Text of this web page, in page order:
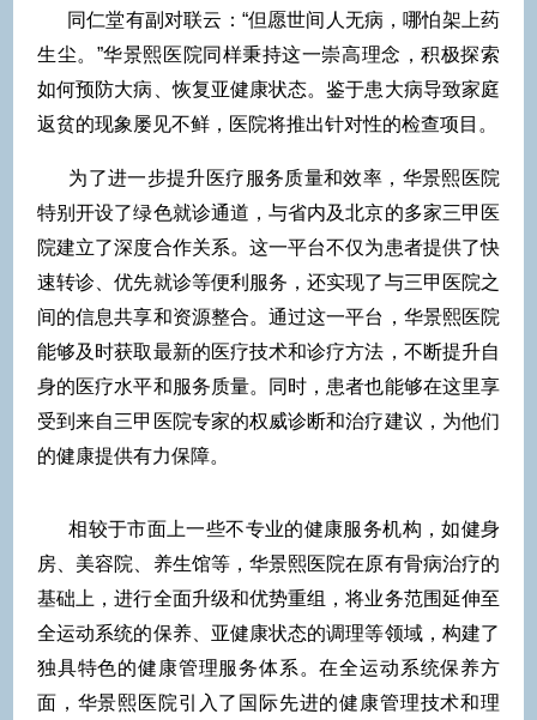
同仁堂有副对联云：“但愿世间人无病，哪怕架上药
生尘。”华景熙医院同样秉持这一崇高理念，积极探索
如何预防大病、恢复亚健康状态。鉴于患大病导致家庭
返贫的现象屡见不鲜，医院将推出针对性的检查项目。
为了进一步提升医疗服务质量和效率，华景熙医院
特别开设了绿色就诊通道，与省内及北京的多家三甲医
院建立了深度合作关系。这一平台不仅为患者提供了快
速转诊、优先就诊等便利服务，还实现了与三甲医院之
间的信息共享和资源整合。通过这一平台，华景熙医院
能够及时获取最新的医疗技术和诊疗方法，不断提升自
身的医疗水平和服务质量。同时，患者也能够在这里享
受到来自三甲医院专家的权威诊断和治疗建议，为他们
的健康提供有力保障。
相较于市面上一些不专业的健康服务机构，如健身
房、美容院、养生馆等，华景熙医院在原有骨病治疗的
基础上，进行全面升级和优势重组，将业务范围延伸至
全运动系统的保养、亚健康状态的调理等领域，构建了
独具特色的健康管理服务体系。在全运动系统保养方
面，华景熙医院引入了国际先进的健康管理技术和理